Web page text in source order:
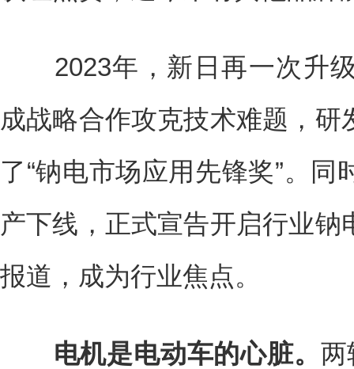
2023年，新日再一次升级
成战略合作攻克技术难题，
了“钠电市场应用先锋奖”。
产下线，正式宣告开启行业
报道，成为行业焦点。
电机是电动车的心脏。 两